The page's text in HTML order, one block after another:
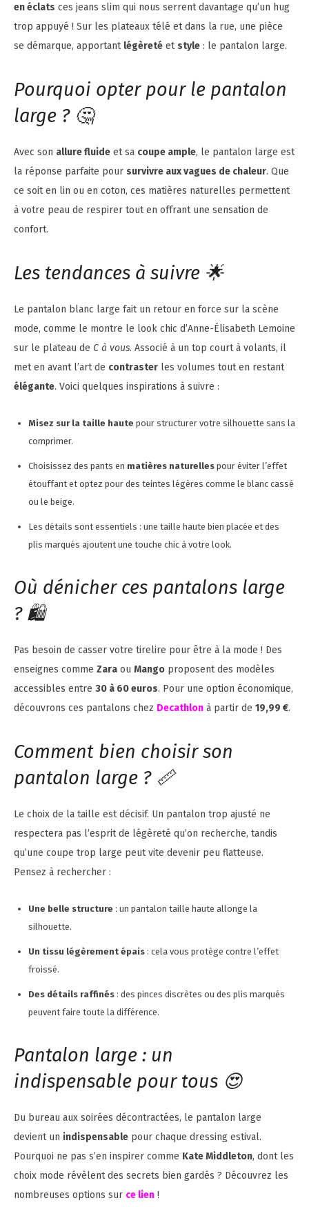
en éclats ces jeans slim qui nous serrent davantage qu’un hug
trop appuyé ! Sur les plateaux télé et dans la rue, une pièce
se démarque, apportant légèreté et style : le pantalon large.
Pourquoi opter pour le pantalon
large ? 🤔
Avec son allure fluide et sa coupe ample, le pantalon large est
la réponse parfaite pour survivre aux vagues de chaleur. Que
ce soit en lin ou en coton, ces matières naturelles permettent
à votre peau de respirer tout en offrant une sensation de
confort.
Les tendances à suivre 🌟
Le pantalon blanc large fait un retour en force sur la scène
mode, comme le montre le look chic d’Anne-Élisabeth Lemoine
sur le plateau de C à vous. Associé à un top court à volants, il
met en avant l’art de contraster les volumes tout en restant
élégante. Voici quelques inspirations à suivre :
Misez sur la taille haute pour structurer votre silhouette sans la
comprimer.
Choisissez des pants en matières naturelles pour éviter l’effet
étouffant et optez pour des teintes légères comme le blanc cassé
ou le beige.
Les détails sont essentiels : une taille haute bien placée et des
plis marqués ajoutent une touche chic à votre look.
Où dénicher ces pantalons large
? 🛍️
Pas besoin de casser votre tirelire pour être à la mode ! Des
enseignes comme Zara ou Mango proposent des modèles
accessibles entre 30 à 60 euros. Pour une option économique,
découvrons ces pantalons chez Decathlon à partir de 19,99 €.
Comment bien choisir son
pantalon large ? 📏
Le choix de la taille est décisif. Un pantalon trop ajusté ne
respectera pas l’esprit de légèreté qu’on recherche, tandis
qu’une coupe trop large peut vite devenir peu flatteuse.
Pensez à rechercher :
Une belle structure : un pantalon taille haute allonge la
silhouette.
Un tissu légèrement épais : cela vous protège contre l’effet
froissé.
Des détails raffinés : des pinces discrètes ou des plis marqués
peuvent faire toute la différence.
Pantalon large : un
indispensable pour tous 😍
Du bureau aux soirées décontractées, le pantalon large
devient un indispensable pour chaque dressing estival.
Pourquoi ne pas s’en inspirer comme Kate Middleton, dont les
choix mode révèlent des secrets bien gardés ? Découvrez les
nombreuses options sur ce lien !